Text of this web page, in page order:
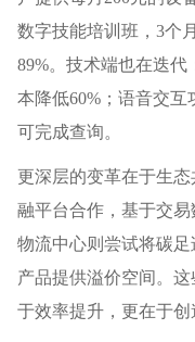
数字技能培训班，3个
89%。技术端也在迭
本降低60%；语音交
可完成查询。
更深层的变革在于生
融平台合作，基于交
物流中心则尝试将碳
产品提供溢价空间。
于效率提升，更在于创